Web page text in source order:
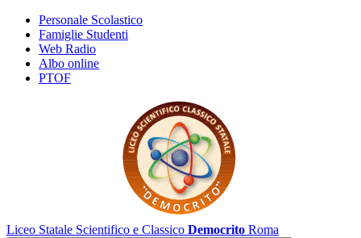
Personale Scolastico
Famiglie Studenti
Web Radio
Albo online
PTOF
Liceo Statale Scientifico e Classico Democrito Roma